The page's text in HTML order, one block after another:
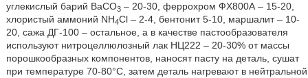
углекислый барий ВаСО3– 20-30, феррохром ФХ800А – 15-20,
хлористый аммоний NH4Cl – 2-4, бентонит 5-10, маршалит – 10-
20, сажа ДГ-100 – остальное, а в качестве пастообразователя
используют нитроцеллюлозный лак НЦ222 – 20-30% от массы
порошкообразных компонентов, наносят пасту на деталь, сушат
при температуре 70-80°С, затем деталь нагревают в нейтральной